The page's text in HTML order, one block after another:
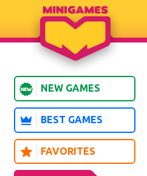
NEW GAMES
BEST GAMES
FAVORITES